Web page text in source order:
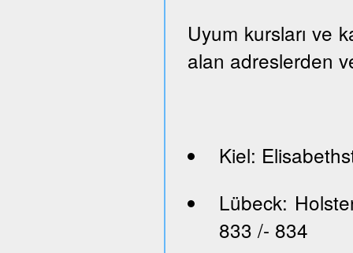
Uyum kursları ve
alan adreslerden
Kiel:
Lübeck:
833 /- 834